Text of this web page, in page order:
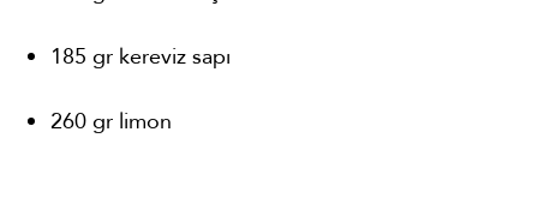
185 gr kereviz sapı
260 gr limon